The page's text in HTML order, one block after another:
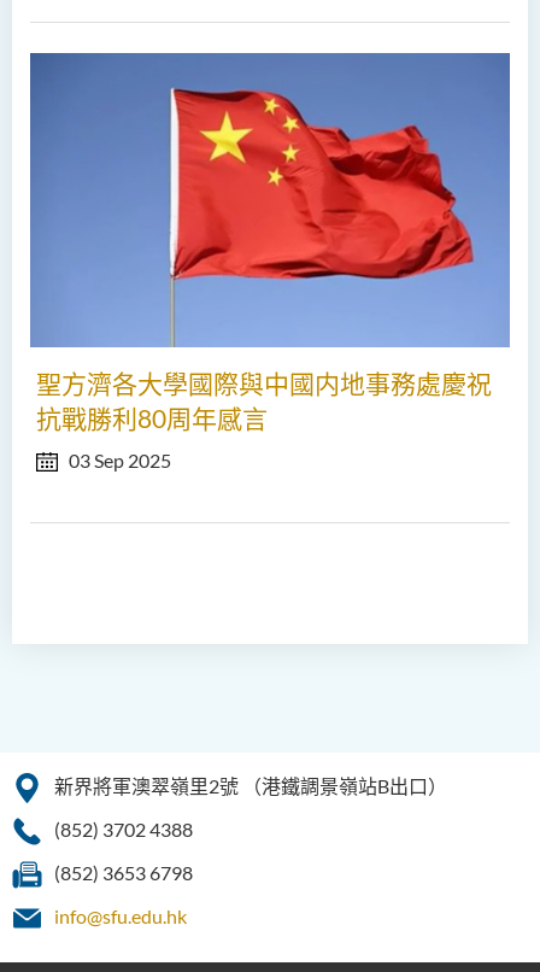
聖方濟各大學國際與中國内地事務處慶祝
抗戰勝利80周年感言
03 Sep 2025
新界將軍澳翠嶺里2號
（港鐵調景嶺站B出口）
(852) 3702 4388
(852) 3653 6798
info@sfu.edu.hk